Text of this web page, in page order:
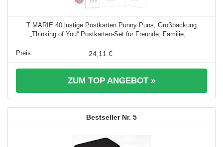
T MARIE 40 lustige Postkarten Punny Puns, Großpackung
„Thinking of You“ Postkarten-Set für Freunde, Familie, ...
24,11 €
ZUM TOP ANGEBOT »
5